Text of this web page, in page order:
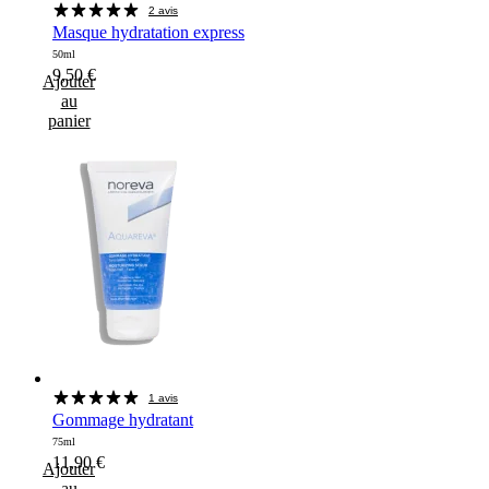
2 avis
Masque hydratation express
50ml
9,50€
Ajouter
au
panier
1 avis
Gommage hydratant
75ml
11,90€
Ajouter